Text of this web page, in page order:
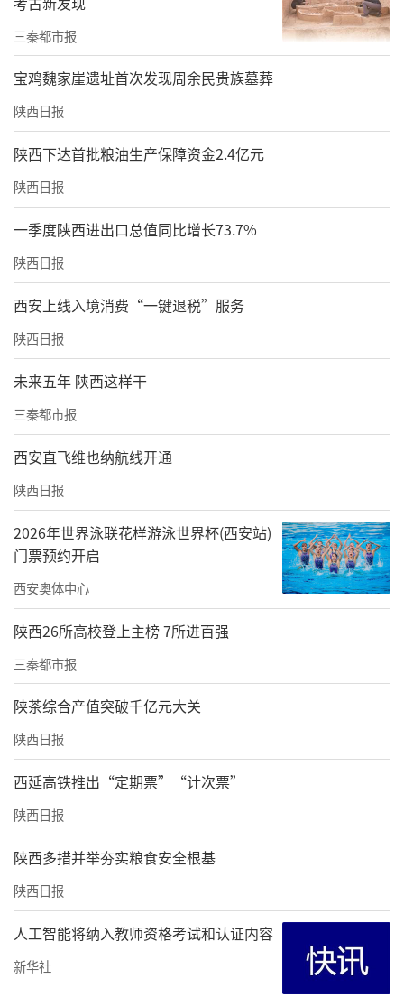
城市建设投资开发有限公司。该工作人员表
示，9家驾校目前是“同一个老板”，“我们是
国有单位，和私人的老板签了合作协议，现在
工作人员属于国有公司，但是私人给我们发工
资。”
该工作人员认为，商州区驾培市场不景气，国
有驾校和私营驾校此前竞争激烈，导致市场价
格一直压的很低，“我们一年招500个人，养活
不了30个驾校工作人员。”
正祥驾校的工作人员则解释道，以前商州区驾
校的定价都是3500元左右，但一直有优惠折
扣，如今将优惠折扣减少、取消了，因此让报
考者认为是涨价。
还要涨价？——
会议记录提及，“报名价格最低3880元”
走访中，一家驾校的工作人员陈丽详细解释
道，飞翔、正祥、新潮3家驾校负责人成立联合
体，对市区内其余6家驾校进行承包，3家驾校
负责人通过3名经理，对9家驾校实施管
理，“去年12月底，9家驾校进行整合后，就放
出了要涨价的风声，我们也没想到会涨这么
快。”
另一家驾校的工作人员张准表示，驾校老板以
前一年赚数十万元，对外的承包费是大数十万
元，“可以躺着赚钱能不愿意？”新老板为了
赚回这笔承包费，就对驾校进行涨价，“听说
很快还会涨价到3880元。”
还有驾校工作人员表示，若新一轮涨价发生在5
月1日计时打卡前，后续可能还会进一步涨
价，“一些人听到风声了，最近反而报名的人
多了。”“2017年，这些驾校还集体涨价到500
三秦都市报
宝鸡魏家崖遗址首次发现周余民贵族墓葬
陕西日报
陕西下达首批粮油生产保障资金2.4亿元
陕西日报
一季度陕西进出口总值同比增长73.7%
陕西日报
西安上线入境消费“一键退税”服务
陕西日报
未来五年 陕西这样干
三秦都市报
西安直飞维也纳航线开通
陕西日报
2026年世界泳联花样游泳世界杯(西安站)
门票预约开启
西安奥体中心
陕西26所高校登上主榜 7所进百强
三秦都市报
陕茶综合产值突破千亿元大关
陕西日报
西延高铁推出“定期票”“计次票”
陕西日报
陕西多措并举夯实粮食安全根基
陕西日报
人工智能将纳入教师资格考试和认证内容
新华社